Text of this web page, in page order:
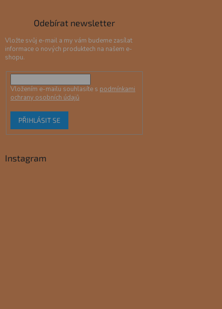
Odebírat newsletter
Vložte svůj e-mail a my vám budeme zasílat
informace o nových produktech na našem e-
shopu.
Vložením e-mailu souhlasíte s podmínkami
ochrany osobních údajů
PŘIHLÁSIT SE
Instagram